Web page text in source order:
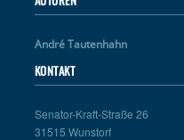
André Tautenhahn
KONTAKT
Senator-Kraft-Straße 26
31515 Wunstorf